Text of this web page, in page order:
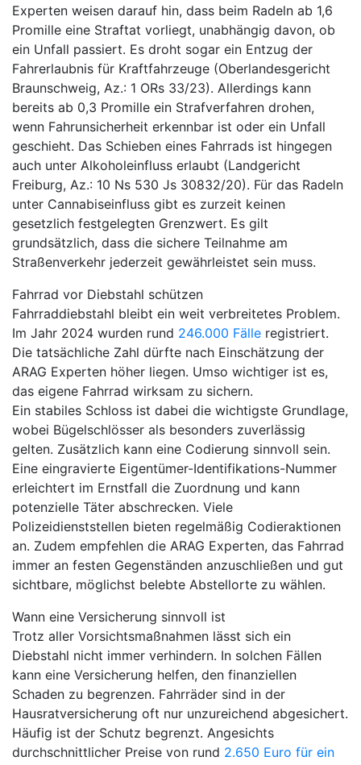
Experten weisen darauf hin, dass beim Radeln ab 1,6
Promille eine Straftat vorliegt, unabhängig davon, ob
ein Unfall passiert. Es droht sogar ein Entzug der
Fahrerlaubnis für Kraftfahrzeuge (Oberlandesgericht
Braunschweig, Az.: 1 ORs 33/23). Allerdings kann
bereits ab 0,3 Promille ein Strafverfahren drohen,
wenn Fahrunsicherheit erkennbar ist oder ein Unfall
geschieht. Das Schieben eines Fahrrads ist hingegen
auch unter Alkoholeinfluss erlaubt (Landgericht
Freiburg, Az.: 10 Ns 530 Js 30832/20). Für das Radeln
unter Cannabiseinfluss gibt es zurzeit keinen
gesetzlich festgelegten Grenzwert. Es gilt
grundsätzlich, dass die sichere Teilnahme am
Straßenverkehr jederzeit gewährleistet sein muss.
Fahrrad vor Diebstahl schützen
Fahrraddiebstahl bleibt ein weit verbreitetes Problem.
Im Jahr 2024 wurden rund 246.000 Fälle registriert.
Die tatsächliche Zahl dürfte nach Einschätzung der
ARAG Experten höher liegen. Umso wichtiger ist es,
das eigene Fahrrad wirksam zu sichern.
Ein stabiles Schloss ist dabei die wichtigste Grundlage,
wobei Bügelschlösser als besonders zuverlässig
gelten. Zusätzlich kann eine Codierung sinnvoll sein.
Eine eingravierte Eigentümer-Identifikations-Nummer
erleichtert im Ernstfall die Zuordnung und kann
potenzielle Täter abschrecken. Viele
Polizeidienststellen bieten regelmäßig Codieraktionen
an. Zudem empfehlen die ARAG Experten, das Fahrrad
immer an festen Gegenständen anzuschließen und gut
sichtbare, möglichst belebte Abstellorte zu wählen.
Wann eine Versicherung sinnvoll ist
Trotz aller Vorsichtsmaßnahmen lässt sich ein
Diebstahl nicht immer verhindern. In solchen Fällen
kann eine Versicherung helfen, den finanziellen
Schaden zu begrenzen. Fahrräder sind in der
Hausratversicherung oft nur unzureichend abgesichert.
Häufig ist der Schutz begrenzt. Angesichts
durchschnittlicher Preise von rund 2.650 Euro für ein